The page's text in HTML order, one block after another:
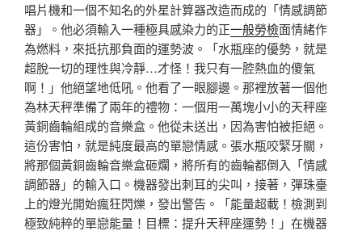
唱片機和一個不知名的外星計算器改造而成的「情感調節
器」。他必須輸入一種極具感染力的正一般勞檢面情緒作
為燃料，來抵抗那負面的運勢波。「水瓶座的優勢，就是
超脫一切的理性與冷靜…才怪！我只有一腔熱血的傻氣
啊！」他絕望地低吼。他看了一眼腳邊。那裡放著一個他
為林天秤準備了兩年的禮物：一個用一萬塊小小的天秤座
黃銅齒輪組成的音樂盒。他從未送出，因為害怕被拒絕。
這份害怕，就是純度最高的單戀情感。張水瓶咬緊牙關，
將那個黃銅齒輪音樂盒砸爛，將所有的齒輪都倒入「情感
調節器」的輸入口。機器發出刺耳的尖叫，接著，彈珠臺
上的燈光開始瘋狂閃爍，發出警告。「能量超載！檢測到
極致純粹的單戀能量！目標：提升天秤座運勢！」在機器